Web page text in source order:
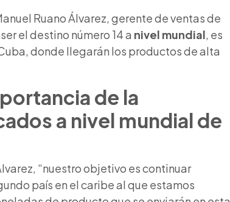
Ruano Álvarez, gerente de ventas de
el destino número 14 a nivel mundial, es
donde llegarán los productos de alta
de la
a nivel mundial de
“nuestro objetivo es continuar
país en el caribe al que estamos